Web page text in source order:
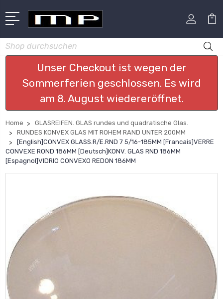
Suchen
Unser Checkout ist wegen der
Sommerferien geschlossen. Es wird
am 8. August wiedereröffnet.
Home
GLASREIFEN. GLAS rundes und quadratische Glas.
RUNDES KONVEX GLAS MIT ROHEM RAND UNTER 200MM
[English]CONVEX GLASS.R/E.RND 7 5/16-185MM [Francais]VERRE
CONVEXE ROND 186MM [Deutsch]KONV. GLAS RND 186MM
[Espagnol]VIDRIO CONVEXO REDON 186MM